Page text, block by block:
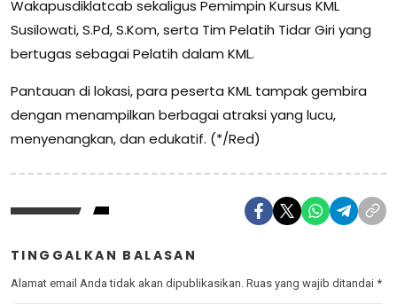
Wakapusdiklatcab sekaligus Pemimpin Kursus KML
Susilowati, S.Pd, S.Kom, serta Tim Pelatih Tidar Giri yang
bertugas sebagai Pelatih dalam KML.
Pantauan di lokasi, para peserta KML tampak gembira
dengan menampilkan berbagai atraksi yang lucu,
menyenangkan, dan edukatif. (*/Red)
TINGGALKAN BALASAN
Alamat email Anda tidak akan dipublikasikan. Ruas yang wajib ditandai *